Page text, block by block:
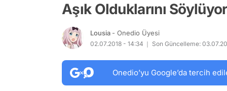
Aşık Olduklarını
Lousia - Onedio Üyesi
02.07.2018 - 14:34 Son Güncelleme:
Onedio’yu Google’da tercih